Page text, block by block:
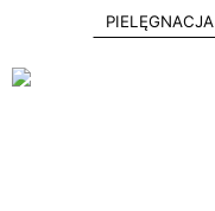
PIELĘGNACJA